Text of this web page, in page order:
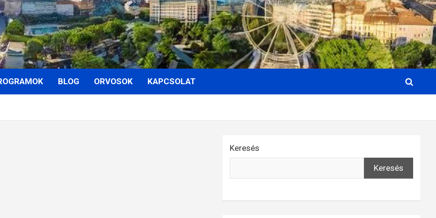
BLOG ORVOSOK KAPCSOLAT
Keresés
Keresés